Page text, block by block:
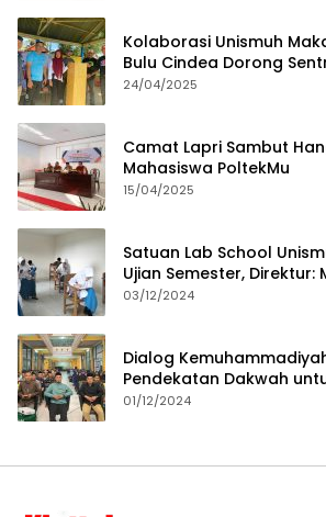
Kolaborasi Unismuh
Bulu Cindea Dorong
24/04/2025
Camat Lapri Sambut
Mahasiswa PoltekMu
15/04/2025
Satuan Lab School
Ujian Semester, Direktur:
Proses Pembelajaran
03/12/2024
Dialog
Pendekatan Dakwah
01/12/2024